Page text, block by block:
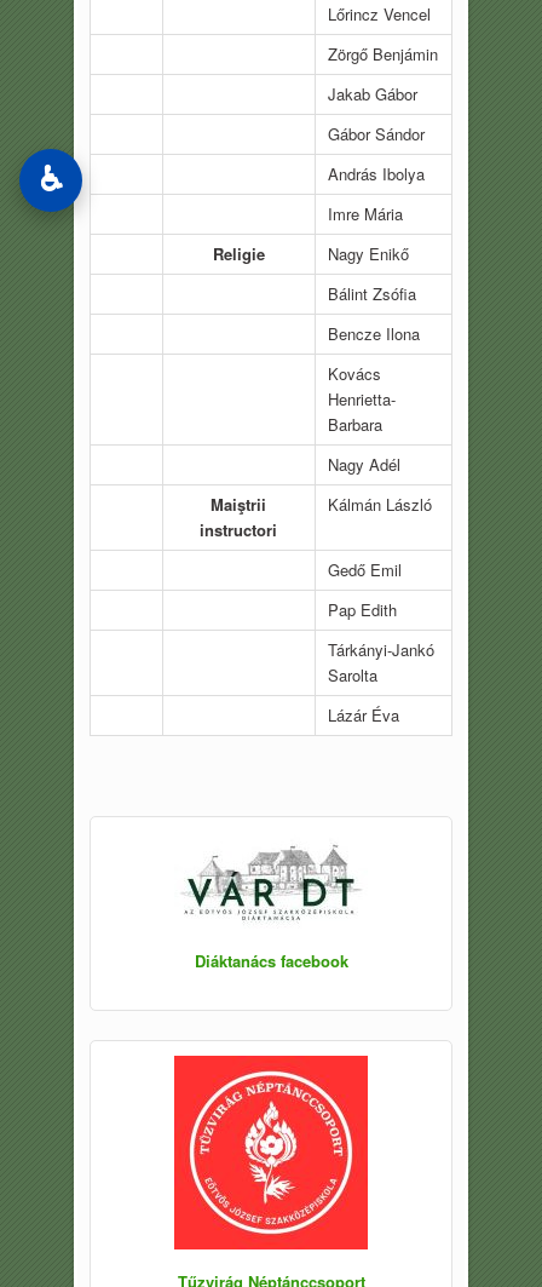
Lőrincz Vencel
Zörgő Benjámin
Jakab Gábor
Gábor Sándor
András Ibolya
Imre Mária
Religie
Nagy Enikő
Bálint Zsófia
Bencze Ilona
Kovács
Henrietta-
Barbara
Nagy Adél
Maiştrii
instructori
Kálmán László
Gedő Emil
Pap Edith
Tárkányi-Jankó
Sarolta
Lázár Éva
Diáktanács facebook
Tűzvirág Néptánccsoport
♿